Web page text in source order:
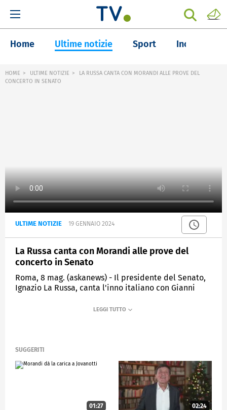
Home Ultime notizie Sport Inchieste
HOME ULTIME NOTIZIE
LA RUSSA CANTA CON MORANDI ALLE PROVE DEL
CONCERTO IN SENATO
ULTIME NOTIZIE 19 GENNAIO 2024
La Russa canta con Morandi alle prove del
concerto in Senato
Roma, 8 mag. (askanews) - Il presidente del Senato,
Ignazio La Russa, canta l'inno italiano con Gianni
prove del concerto organizzato tra i vari
Nel pomeriggio a Roma, a Piazza Navona, si è anche
tenuto il concerto della banda interforze, sempre
alla presenza, tra gli altri, del presidente La Russa.
SUGGERITI
01:27 02:24